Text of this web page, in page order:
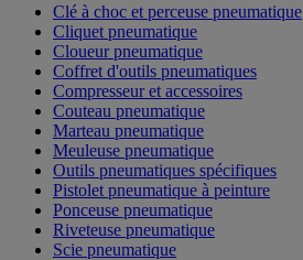
Clé à choc et perceuse pneumatique
Cliquet pneumatique
Cloueur pneumatique
Coffret d'outils pneumatiques
Compresseur et accessoires
Couteau pneumatique
Marteau pneumatique
Meuleuse pneumatique
Outils pneumatiques spécifiques
Pistolet pneumatique à peinture
Ponceuse pneumatique
Riveteuse pneumatique
Scie pneumatique